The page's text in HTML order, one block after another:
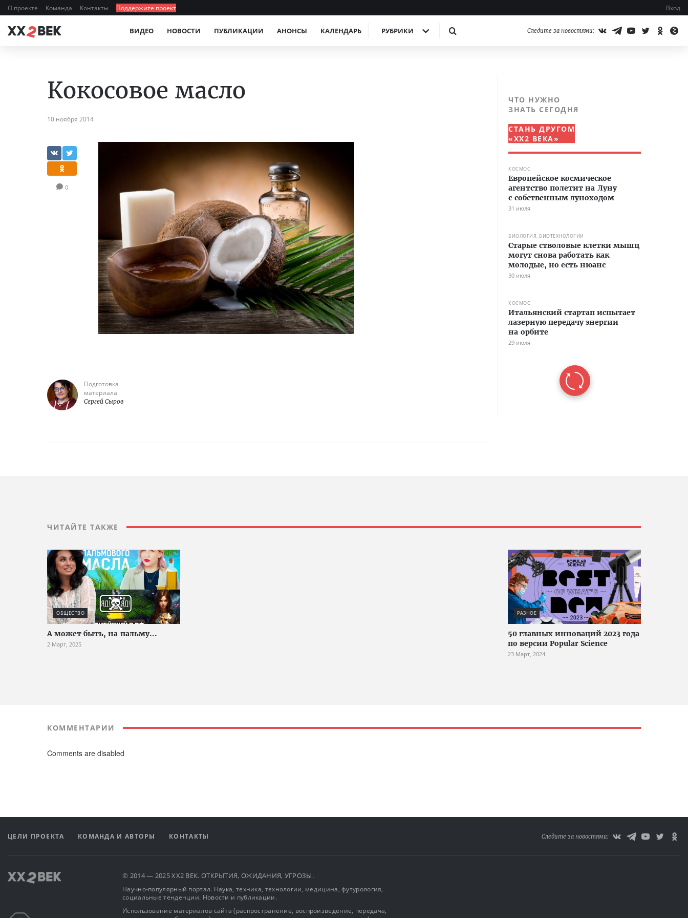
О проекте Команда Контакты Поддержите проект Вход
ВИДЕО НОВОСТИ ПУБЛИКАЦИИ АНОНСЫ КАЛЕНДАРЬ РУБРИКИ Следите за новостями:
Кокосовое масло
10 ноября 2014
0
Подготовка
материала
Сергей Сыров
ЧТО НУЖНО
ЗНАТЬ СЕГОДНЯ
СТАНЬ ДРУГОМ
«XX2 ВЕКА»
КОСМОС
Европейское космическое
агентство полетит на Луну
с собственным луноходом
31 июля
БИОЛОГИЯ, БИОТЕХНОЛОГИИ
Старые стволовые клетки мышц
могут снова работать как
молодые, но есть нюанс
30 июля
КОСМОС
Итальянский стартап испытает
лазерную передачу энергии
на орбите
29 июля
ЧИТАЙТЕ ТАКЖЕ
ОБЩЕСТВО
А может быть, на пальму...
2 Март, 2025
РАЗНОЕ
50 главных инноваций 2023 года
по версии Popular Science
23 Март, 2024
КОММЕНТАРИИ
Comments are disabled
ЦЕЛИ ПРОЕКТА КОМАНДА И АВТОРЫ КОНТАКТЫ Следите за новостями:
© 2014 — 2025 XX2 ВЕК. ОТКРЫТИЯ, ОЖИДАНИЯ, УГРОЗЫ.
Научно-популярный портал. Наука, техника, технологии, медицина, футурология,
социальные тенденции. Новости и публикации.
Использование материалов сайта (распространение, воспроизведение, передача,